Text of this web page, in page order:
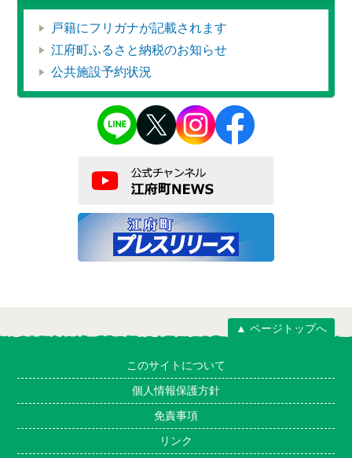
戸籍にフリガナが記載されます
江府町ふるさと納税のお知らせ
公共施設予約状況
▲ ページトップへ
このサイトについて
個人情報保護方針
免責事項
リンク